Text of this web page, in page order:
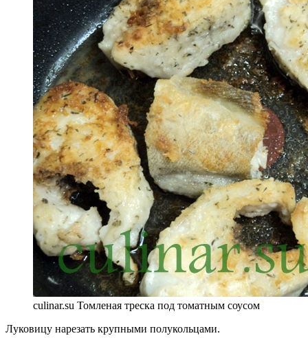
culinar.su Томленая треска под томатным соусом
Луковицу нарезать крупными полукольцами.